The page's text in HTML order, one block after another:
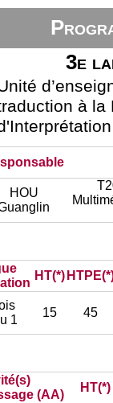
3e
à la
HOU
HT(*)
1
15 45
(AA)
HT(*)